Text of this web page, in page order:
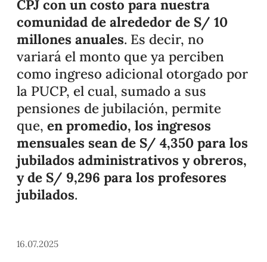
CPJ con un costo para nuestra
comunidad de alrededor de S/ 10
millones anuales. Es decir, no
variará el monto que ya perciben
como ingreso adicional otorgado por
la PUCP, el cual, sumado a sus
pensiones de jubilación, permite
que, en promedio, los ingresos
mensuales sean de S/ 4,350 para los
jubilados administrativos y obreros,
y de S/ 9,296 para los profesores
jubilados.
16.07.2025